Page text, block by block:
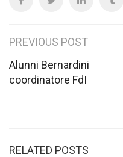
Post
navigation
PREVIOUS POST
Alunni Bernardini
coordinatore FdI
RELATED POSTS